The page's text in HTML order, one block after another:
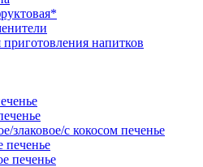
напитков
злаковое/с кокосом печенье
печенье
печенье